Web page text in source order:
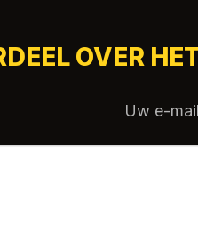
OVER
Uw e-